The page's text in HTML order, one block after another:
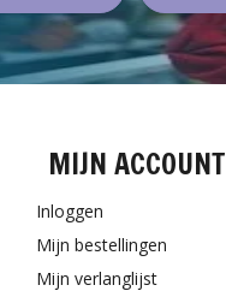
MIJN ACCOUNT
Inloggen
Mijn bestellingen
Mijn verlanglijst